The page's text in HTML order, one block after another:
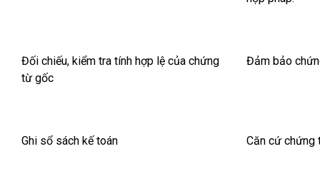
Đối chiếu, kiểm tra tính hợp lệ của chứng
từ gốc
Đảm bảo
Ghi sổ sách kế toán Căn cứ chứng